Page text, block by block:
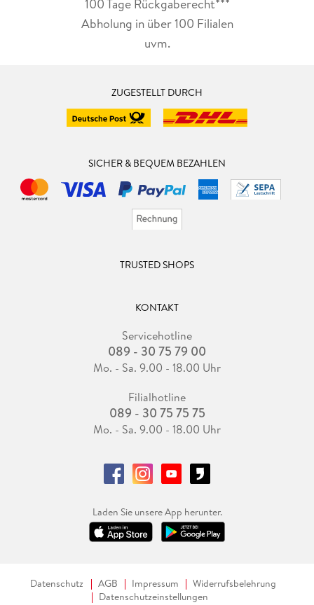
100 Tage Rückgaberecht***
Abholung in über 100 Filialen
uvm.
ZUGESTELLT DURCH
SICHER & BEQUEM BEZAHLEN
TRUSTED SHOPS
KONTAKT
Servicehotline
089 - 30 75 79 00
Mo. - Sa. 9.00 - 18.00 Uhr
Filialhotline
089 - 30 75 75 75
Mo. - Sa. 9.00 - 18.00 Uhr
Laden Sie unsere App herunter.
Datenschutz AGB Impressum
Widerrufsbelehrung
Datenschutzeinstellungen